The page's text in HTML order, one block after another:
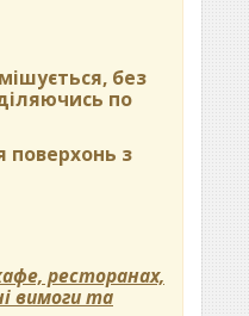
без
по
поверхонь з
ресторанах,
вимоги та